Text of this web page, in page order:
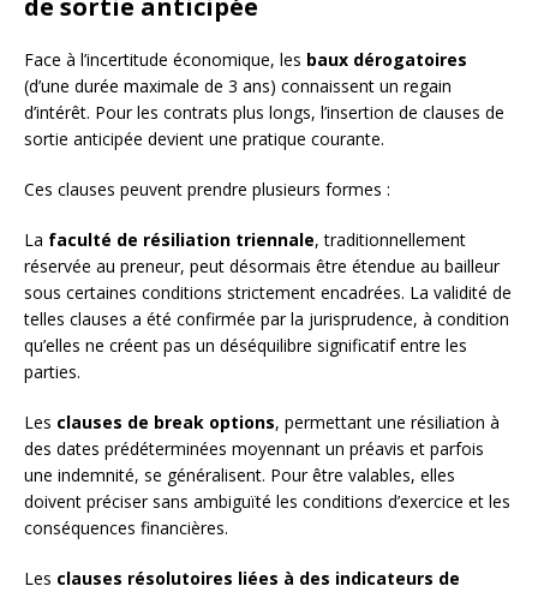
de sortie anticipée
Face à l’incertitude économique, les baux dérogatoires
(d’une durée maximale de 3 ans) connaissent un regain
d’intérêt. Pour les contrats plus longs, l’insertion de clauses de
sortie anticipée devient une pratique courante.
Ces clauses peuvent prendre plusieurs formes :
La faculté de résiliation triennale, traditionnellement
réservée au preneur, peut désormais être étendue au bailleur
sous certaines conditions strictement encadrées. La validité de
telles clauses a été confirmée par la jurisprudence, à condition
qu’elles ne créent pas un déséquilibre significatif entre les
parties.
Les clauses de break options, permettant une résiliation à
des dates prédéterminées moyennant un préavis et parfois
une indemnité, se généralisent. Pour être valables, elles
doivent préciser sans ambiguïté les conditions d’exercice et les
conséquences financières.
Les clauses résolutoires liées à des indicateurs de